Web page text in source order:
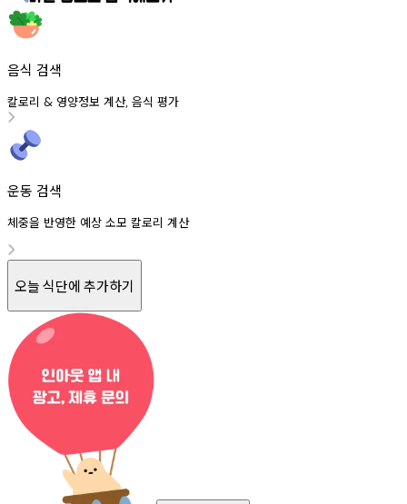
음식 검색
칼로리 & 영양정보 계산, 음식 평가
운동 검색
체중을 반영한 예상 소모 칼로리 계산
오늘 식단에 추가하기